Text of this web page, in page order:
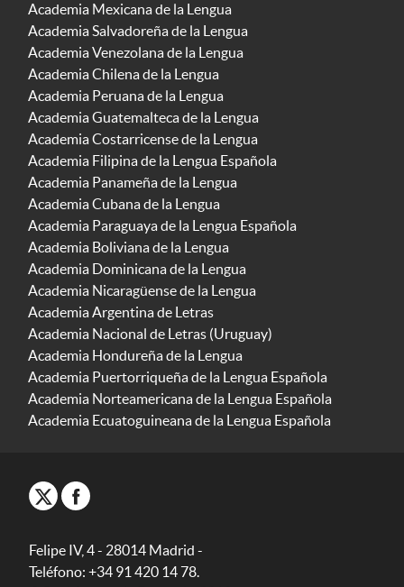
Academia Mexicana de la Lengua
Academia Salvadoreña de la Lengua
Academia Venezolana de la Lengua
Academia Chilena de la Lengua
Academia Peruana de la Lengua
Academia Guatemalteca de la Lengua
Academia Costarricense de la Lengua
Academia Filipina de la Lengua Española
Academia Panameña de la Lengua
Academia Cubana de la Lengua
Academia Paraguaya de la Lengua Española
Academia Boliviana de la Lengua
Academia Dominicana de la Lengua
Academia Nicaragüense de la Lengua
Academia Argentina de Letras
Academia Nacional de Letras (Uruguay)
Academia Hondureña de la Lengua
Academia Puertorriqueña de la Lengua Española
Academia Norteamericana de la Lengua Española
Academia Ecuatoguineana de la Lengua Española
Felipe IV, 4 - 28014 Madrid -
Teléfono: +34 91 420 14 78.